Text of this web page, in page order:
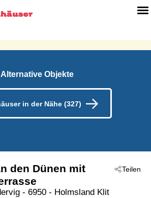
Alternative Objekte
in der Nähe (327)
Teilen
den Dünen mit
- 6950 - Holmsland Klit